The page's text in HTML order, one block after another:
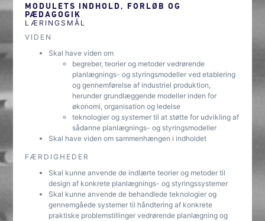
MODULETS INDHOLD, FORLØB OG
PÆDAGOGIK
LÆRINGSMÅL
VIDEN
Skal have viden om
begreber, teorier og metoder vedrørende
planlægnings- og styringsmodeller ved etablering
og gennemførelse af industriel produktion,
herunder grundlæggende modeller inden for
økonomi, organisation og ledelse
teknologier og systemer til at støtte for udvikling af
sådanne planlægnings- og styringsmodeller
Skal have viden om sammenhængen i indholdet
FÆRDIGHEDER
Skal kunne anvende de indlærte teorier og metoder til
design af konkrete planlægnings- og styringssystemer
Skal kunne anvende de behandlede teknologier og
gennemgåede systemer til håndtering af konkrete
praktiske problemstillinger vedrørende planlægning og